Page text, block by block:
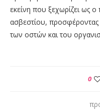
εκείνη που ξεχωρίζει ως
ασβεστίου, προσφέροντας
των οστών και του
0